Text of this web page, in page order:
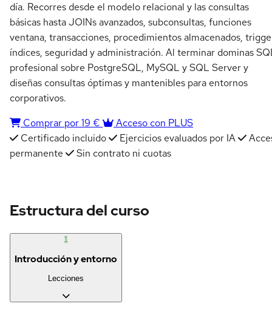
día. Recorres desde el modelo relacional y las consultas
básicas hasta JOINs avanzados, subconsultas, funciones
ventana, transacciones, procedimientos almacenados,
índices, seguridad y administración. Al terminar dominas
profesional sobre PostgreSQL, MySQL y SQL Server y
diseñas consultas óptimas y mantenibles para entornos
corporativos.
Comprar por 19 €
Acceso con PLUS
Certificado incluido
Ejercicios evaluados por IA
permanente
Sin contrato ni cuotas
Estructura del curso
1
Introducción y entorno
Lecciones